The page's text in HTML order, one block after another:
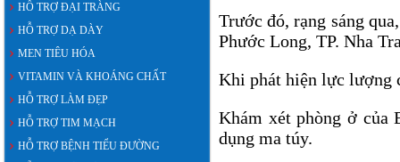
HỖ TRỢ ĐẠI TRÀNG
HỖ TRỢ DẠ DÀY
MEN TIÊU HÓA
VITAMIN VÀ KHOÁNG CHẤT
HỖ TRỢ LÀM ĐẸP
HỖ TRỢ TIM MẠCH
HỖ TRỢ BỆNH TIỂU ĐƯỜNG
Trước đó, rạng sáng
Phước Long, TP. Nha
Khi phát hiện lực lượng
Khám xét phòng ở của
dụng ma túy.